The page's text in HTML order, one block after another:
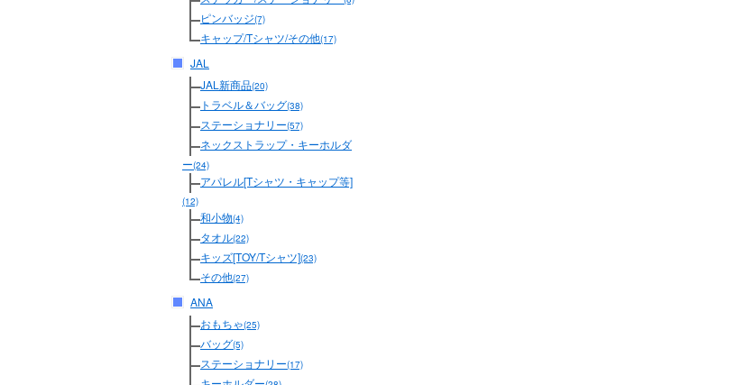
ピンバッジ(7)
キャップ/Tシャツ/その他(17)
JAL
JAL新商品(20)
トラベル＆バッグ(38)
ステーショナリー(57)
ネックストラップ・キーホルダ
ー(24)
アパレル[Tシャツ・キャップ等]
(12)
和小物(4)
タオル(22)
キッズ[TOY/Tシャツ](23)
その他(27)
ANA
おもちゃ(25)
バッグ(5)
ステーショナリー(17)